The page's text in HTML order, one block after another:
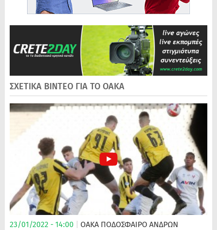
ΣΧΕΤΙΚΑ ΒΙΝΤΕΟ ΓΙΑ ΤΟ ΟΑΚΑ
23/01/2022 - 14:00 ΟΑΚΑ ΠΟΔΌΣΦΑΙΡΟ ΑΝΔΡΏΝ